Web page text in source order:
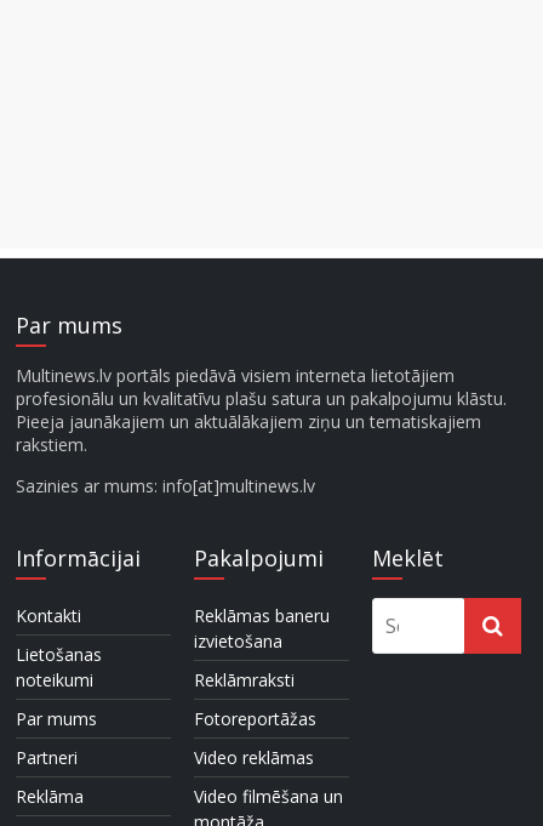
Par mums
Multinews.lv portāls piedāvā visiem interneta lietotājiem
profesionālu un kvalitatīvu plašu satura un pakalpojumu klāstu.
Pieeja jaunākajiem un aktuālākajiem ziņu un tematiskajiem
rakstiem.
Sazinies ar mums: info[at]multinews.lv
Informācijai
Kontakti
Lietošanas
noteikumi
Par mums
Partneri
Reklāma
Pakalpojumi
Reklāmas baneru
izvietošana
Reklāmraksti
Fotoreportāžas
Video reklāmas
Video filmēšana un
Meklēt